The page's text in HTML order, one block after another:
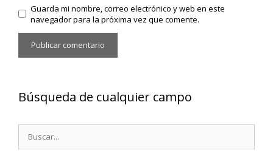
Guarda mi nombre, correo electrónico y web en este
navegador para la próxima vez que comente.
Búsqueda de cualquier campo
Buscar: